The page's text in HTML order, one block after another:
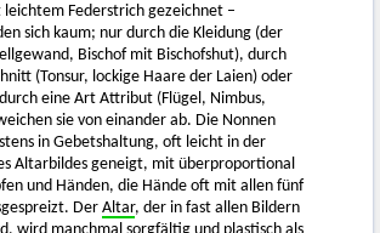
Federstrich gezeichnet –
sich kaum; nur durch die Kleidung (der
Bischof mit Bischofshut), durch
(Tonsur, lockige Haare der Laien) oder
eine Art Attribut (Flügel, Nimbus,
sie von einander ab. Die Nonnen
in Gebetshaltung, oft leicht in der
Altarbildes geneigt, mit überproportional
und Händen, die Hände oft mit allen fünf
DerAltar, der in fast allen Bildern